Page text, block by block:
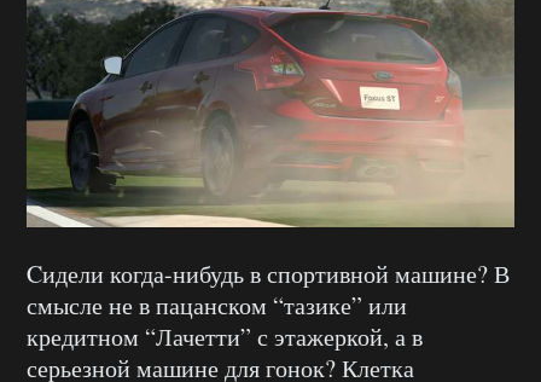
Cидели когда-нибудь в спортивной машине? В
смысле не в пацанском “тазике” или
кредитном “Лачетти” с этажеркой, а в
серьезной машине для гонок? Клетка